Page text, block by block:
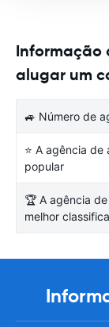
alugar um
🚙 Número de
⭐ A agência
popular
🏆 A agência
melhor